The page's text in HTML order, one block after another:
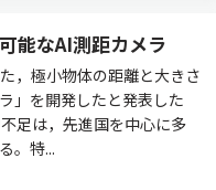
能なAI測距カメラ
，極小物体の距離と大きさ
」を開発したと発表した
足は，先進国を中心に多
。特...